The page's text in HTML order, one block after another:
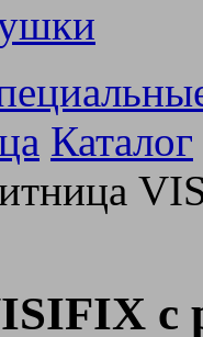
Каталог
с